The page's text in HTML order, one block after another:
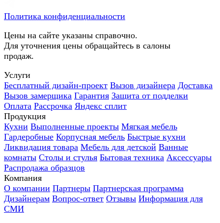
Политика конфиденциальности
Цены на сайте указаны справочно.
Для уточнения цены обращайтесь в салоны
продаж.
Услуги
Бесплатный дизайн-проект Вызов дизайнера Доставка
Вызов замерщика Гарантия Защита от подделки
Оплата Рассрочка Яндекс сплит
Продукция
Кухни Выполненные проекты Мягкая мебель
Гардеробные Корпусная мебель Быстрые кухни
Ликвидация товара Мебель для детской Ванные
комнаты Столы и стулья Бытовая техника Аксессуары
Распродажа образцов
Компания
О компании Партнеры Партнерская программа
Дизайнерам Вопрос-ответ Отзывы Информация для
СМИ